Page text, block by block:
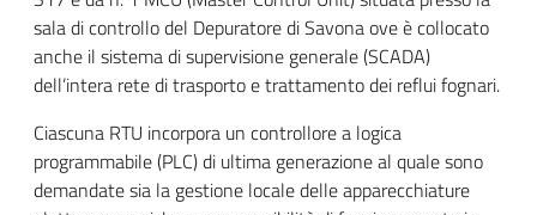
sala di controllo del Depuratore di Savona ove è collocato
anche il sistema di supervisione generale (SCADA)
dell’intera rete di trasporto e trattamento dei reflui fognari.
Ciascuna RTU incorpora un controllore a logica
programmabile (PLC) di ultima generazione al quale sono
demandate sia la gestione locale delle apparecchiature